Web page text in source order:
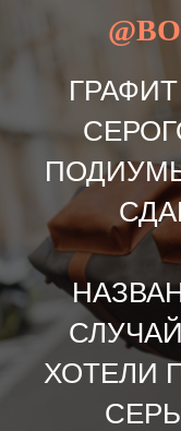
ХОТЕЛИ